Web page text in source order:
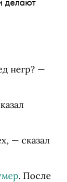
негр? —
— сказал
. После